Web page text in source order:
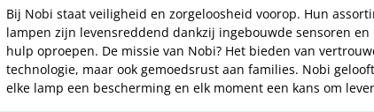
Bij Nobi staat veiligheid en zorgeloosheid voorop. Hun
lampen zijn levensreddend dankzij ingebouwde sensoren
hulp oproepen. De missie van Nobi? Het bieden van
technologie, maar ook gemoedsrust aan families. Nobi
elke lamp een bescherming en elk moment een kans om